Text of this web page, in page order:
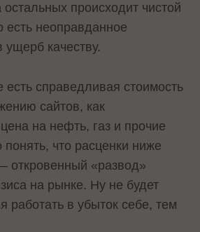
происходит чистой
есть неоправданное
качеству.
есть справедливая стоимость
сайтов, как
на нефть, газ и прочие
что расценки ниже
откровенный «развод»
на рынке. Ну не будет
работать в убыток себе, тем